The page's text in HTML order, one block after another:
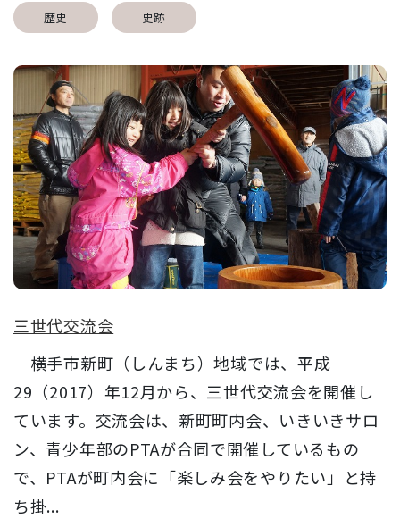
歴史 史跡
三世代交流会
横手市新町（しんまち）地域では、平成
29（2017）年12月から、三世代交流会を開催し
ています。交流会は、新町町内会、いきいきサロ
ン、青少年部のPTAが合同で開催しているもの
で、PTAが町内会に「楽しみ会をやりたい」と持
ち掛...